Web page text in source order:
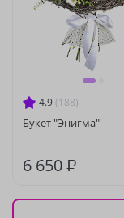
4.9 (188)
Букет "Энигма"
6 650 ₽